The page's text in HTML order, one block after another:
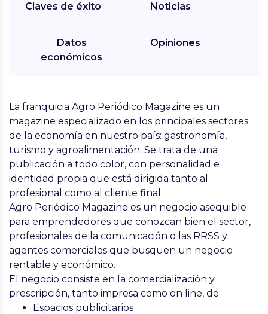
Claves de éxito
Datos
económicos
Noticias
Opiniones
La franquicia Agro Periódico Magazine es un
magazine especializado en los principales sectores
de la economía en nuestro país: gastronomía,
turismo y agroalimentación. Se trata de una
publicación a todo color, con personalidad e
identidad propia que está dirigida tanto al
profesional como al cliente final.
Agro Periódico Magazine es un negocio asequible
para emprendedores que conozcan bien el sector,
profesionales de la comunicación o las RRSS y
agentes comerciales que busquen un negocio
rentable y económico.
El negocio consiste en la comercialización y
prescripción, tanto impresa como on line, de:
Espacios publicitarios